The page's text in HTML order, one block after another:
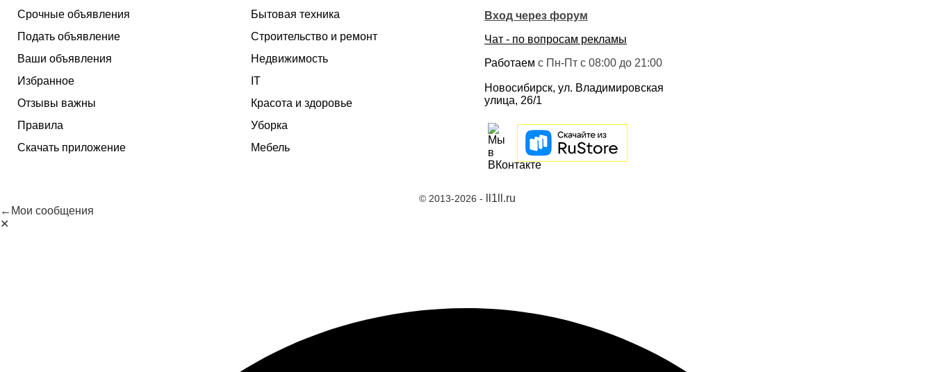
Срочные объявления
Подать объявление
Ваши объявления
Избранное
Отзывы важны
Правила
Скачать приложение
Бытовая техника
Строительство и ремонт
Недвижимость
IT
Красота и здоровье
Уборка
Мебель
Вход через форум
Чат - по вопросам рекламы
Работаем с Пн-Пт с 08:00 до 21:00
Новосибирск, ул. Владимировская
улица, 26/1
© 2013-2026 -
ll1ll.ru
← Мои сообщения
✕